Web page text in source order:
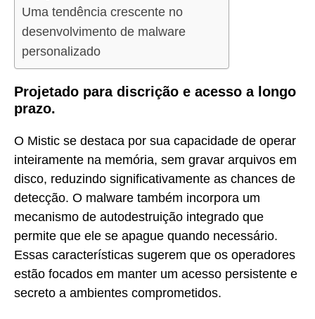
Uma tendência crescente no
desenvolvimento de malware
personalizado
Projetado para discrição e acesso a longo
prazo.
O Mistic se destaca por sua capacidade de operar
inteiramente na memória, sem gravar arquivos em
disco, reduzindo significativamente as chances de
detecção. O malware também incorpora um
mecanismo de autodestruição integrado que
permite que ele se apague quando necessário.
Essas características sugerem que os operadores
estão focados em manter um acesso persistente e
secreto a ambientes comprometidos.